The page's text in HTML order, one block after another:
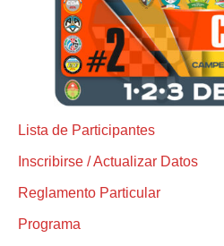
Lista de Participantes
Inscribirse / Actualizar Datos
Reglamento Particular
Programa